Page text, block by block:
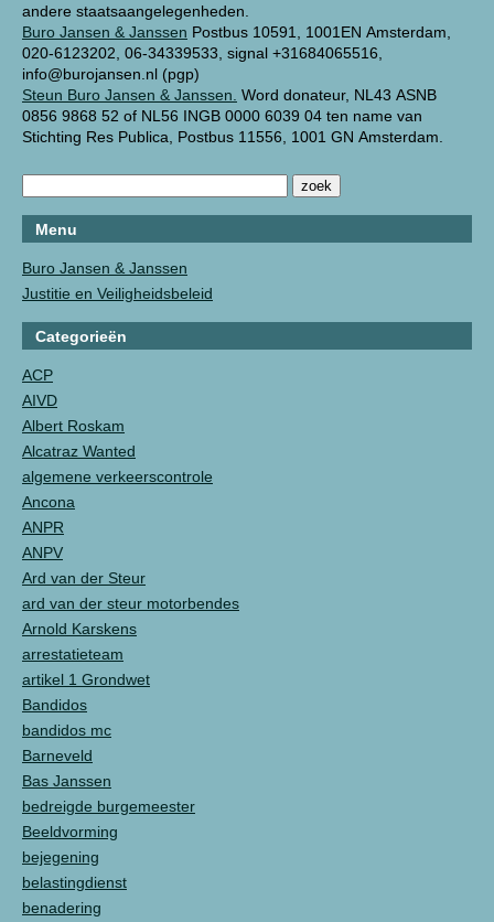
andere staatsaangelegenheden.
Buro Jansen & Janssen Postbus 10591, 1001EN Amsterdam,
020-6123202, 06-34339533, signal +31684065516,
info@burojansen.nl (pgp)
Steun Buro Jansen & Janssen. Word donateur, NL43 ASNB
0856 9868 52 of NL56 INGB 0000 6039 04 ten name van
Stichting Res Publica, Postbus 11556, 1001 GN Amsterdam.
Menu
Buro Jansen & Janssen
Justitie en Veiligheidsbeleid
Categorieën
ACP
AIVD
Albert Roskam
Alcatraz Wanted
algemene verkeerscontrole
Ancona
ANPR
ANPV
Ard van der Steur
ard van der steur motorbendes
Arnold Karskens
arrestatieteam
artikel 1 Grondwet
Bandidos
bandidos mc
Barneveld
Bas Janssen
bedreigde burgemeester
Beeldvorming
bejegening
belastingdienst
benadering